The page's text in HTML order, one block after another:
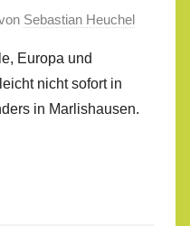
Sebastian Heuchel
Europa und
nicht sofort in
in Marlishausen.